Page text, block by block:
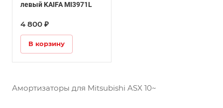
левый KAIFA MI3971L
4 800 ₽
В корзину
Амортизаторы для Mitsubishi ASX 10~